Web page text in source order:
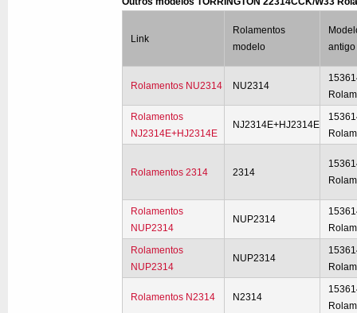
Link
Rolamentos
modelo
antigo
Rolamentos NU2314 NU2314
Rolamentos
NJ2314E+HJ2314E
NJ2314E+HJ2314E
Rolamentos 2314 2314
Rolamentos
NUP2314
NUP2314
Rolamentos
NUP2314
NUP2314
Rolamentos N2314 N2314